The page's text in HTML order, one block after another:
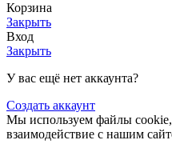
Корзина
Закрыть
Вход
Закрыть
У вас ещё нет аккаунта?
Создать аккаунт
Мы используем файлы
взаимодействие с нашим